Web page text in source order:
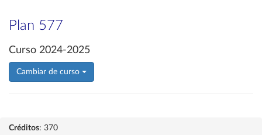
Plan 577
Curso 2024-2025
Cambiar de curso
Créditos: 370